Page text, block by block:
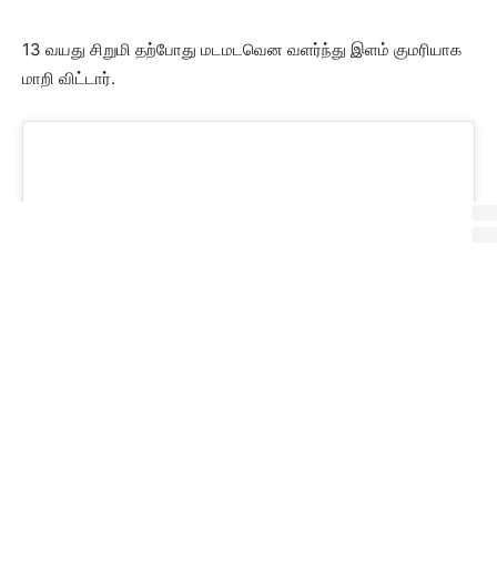
13 வயது சிறுமி தற்போது மடமடவென வளர்ந்து இளம் குமரியாக
மாறி விட்டார்.